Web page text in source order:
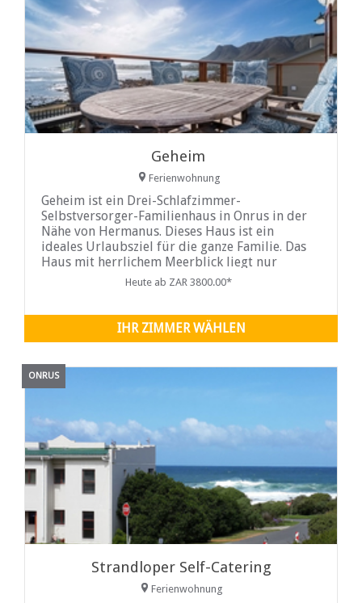
Geheim
Ferienwohnung
Geheim ist ein Drei-Schlafzimmer-
Selbstversorger-Familienhaus in Onrus in der
Nähe von Hermanus. Dieses Haus ist ein
ideales Urlaubsziel für die ganze Familie. Das
Haus mit herrlichem Meerblick liegt nur
wenige Gehminuten vom bekannten Onrus
Heute ab ZAR 3800.00*
IHR ZIMMER WÄHLEN
ONRUS
Strandloper Self-Catering
Ferienwohnung